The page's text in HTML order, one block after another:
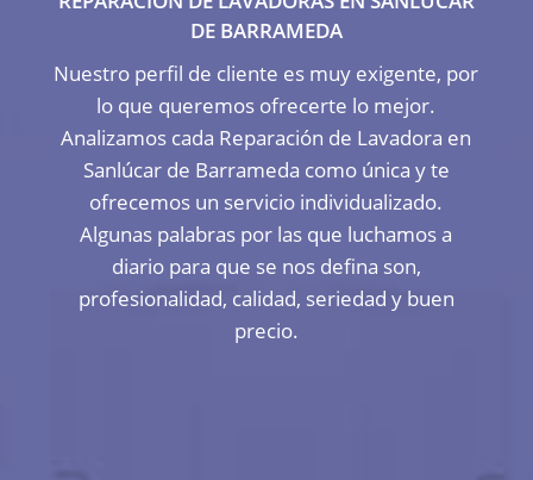
DE BARRAMEDA
Nuestro perfil de cliente es muy exigente, por
lo que queremos ofrecerte lo mejor.
Analizamos cada Reparación de Lavadora en
Sanlúcar de Barrameda como única y te
ofrecemos un servicio individualizado.
Algunas palabras por las que luchamos a
diario para que se nos defina son,
profesionalidad, calidad, seriedad y buen
precio.